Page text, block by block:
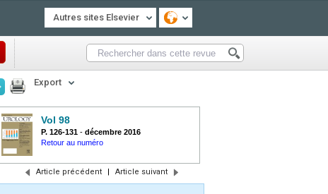
Autres sites Elsevier
Export
Vol 98
P. 126-131 - décembre 2016
Retour au numéro
Article précédent | Article suivant